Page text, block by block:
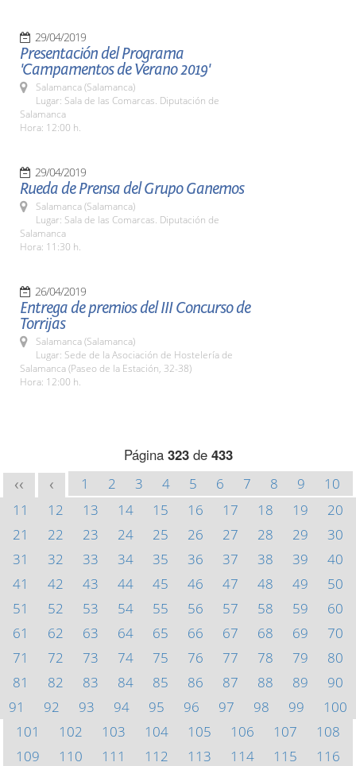
29/04/2019
Presentación del Programa
'Campamentos de Verano 2019'
Salamanca (Salamanca)
Lugar: Sala de las Comarcas. Diputación de
Salamanca
Hora: 12:00 h.
29/04/2019
Rueda de Prensa del Grupo Ganemos
Salamanca (Salamanca)
Lugar: Sala de las Comarcas. Diputación de
Salamanca
Hora: 11:30 h.
26/04/2019
Entrega de premios del III Concurso de
Torrijas
Salamanca (Salamanca)
Lugar: Sede de la Asociación de Hostelería de
Salamanca (Paseo de la Estación, 32-38)
Hora: 12:00 h.
Página 323de 433
<< < 1 2 3 4 5 6 7 8 9
10
11
12 13 14 15 16 17 18 19
20
21
22 23 24 25 26 27 28 29
30
31
32 33 34 35 36 37 38 39
40
41
42 43 44 45 46 47 48 49
50
51
52 53 54 55 56 57 58 59
60
61
62 63 64 65 66 67 68 69
70
71
72 73 74 75 76 77 78 79
80
81
82 83 84 85 86 87 88 89
90
91
92 93 94 95 96 97 98 99
100
101
102 103 104 105 106 107
108
109
110 111 112 113 114 115
116